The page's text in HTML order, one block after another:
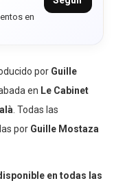
en
por Guille
en Le Cabinet
. Todas las
por Guille Mostaza
en todas las